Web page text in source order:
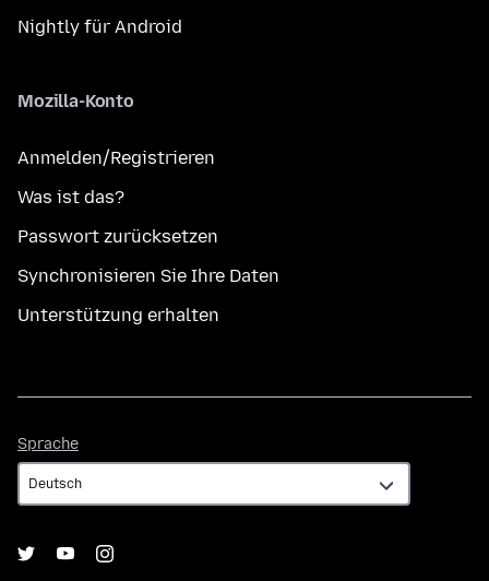
Nightly für Android
Mozilla-Konto
Anmelden/Registrieren
Was ist das?
Passwort zurücksetzen
Synchronisieren Sie Ihre Daten
Unterstützung erhalten
Sprache